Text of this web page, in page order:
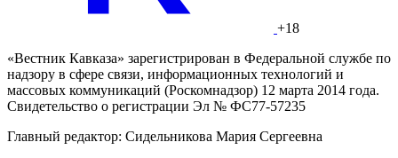
+18
«Вестник Кавказа» зарегистрирован в Федеральной службе по
надзору в сфере связи, информационных технологий и
массовых коммуникаций (Роскомнадзор) 12 марта 2014 года.
Свидетельство о регистрации Эл № ФС77-57235
Главный редактор: Сидельникова Мария Сергеевна